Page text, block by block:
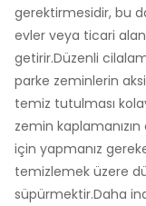
gerektirmesidir, bu
evler veya ticari
getirir.Düzenli
parke zeminlerin
temiz tutulması
zemin
için yapmanız
temizlemek üzere
süpürmektir.Daha